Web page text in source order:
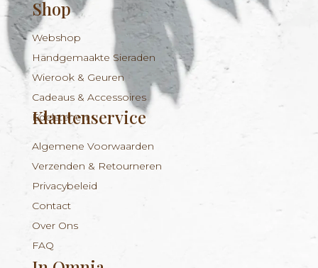
Shop
Webshop
Handgemaakte Sieraden
Wierook & Geuren
Cadeaus & Accessoires
Edelstenen
Klantenservice
Algemene Voorwaarden
Verzenden & Retourneren
Privacybeleid
Contact
Over Ons
FAQ